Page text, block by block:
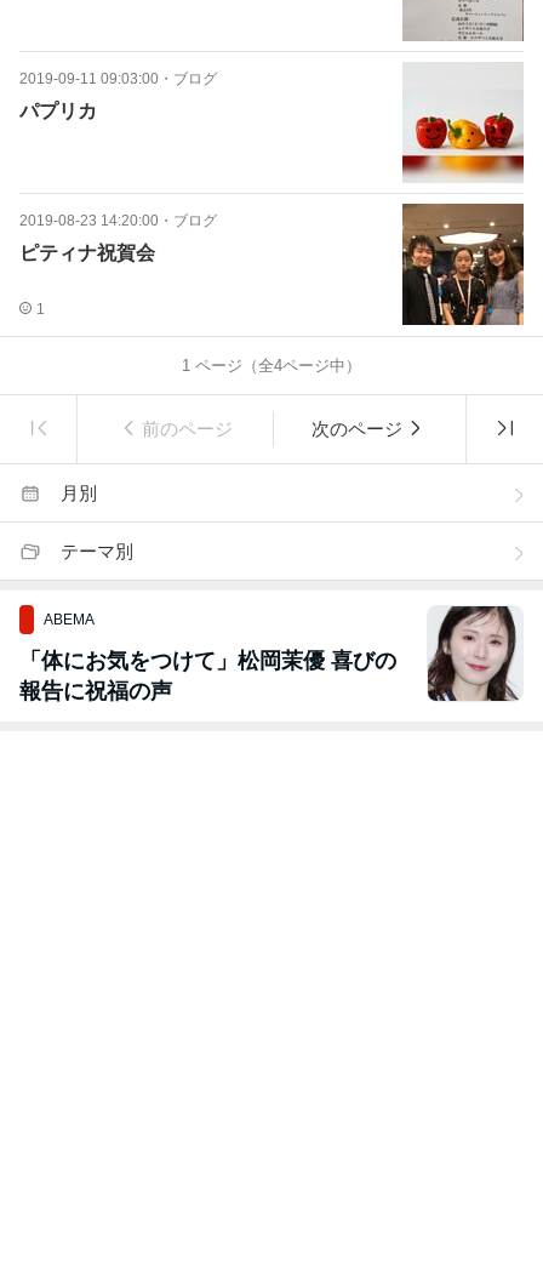
2019-09-11 09:03:00 ・ ブログ
パプリカ
2019-08-23 14:20:00 ・ ブログ
ピティナ祝賀会
1
1 ページ（全4ページ中）
前のページ 次のページ
月別
テーマ別
ABEMA
「体にお気をつけて」松岡茉優 喜びの
報告に祝福の声